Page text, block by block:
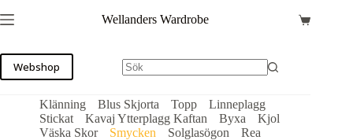
till
Wellanders Wardrobe Varukorg
Webshop
Klänning Blus Skjorta Topp
Linneplagg
Stickat
Kavaj Ytterplagg Kaftan Byxa
Kjol
Väska Skor
Smycken Solglasögon Rea